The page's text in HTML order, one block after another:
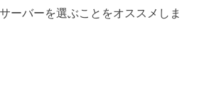
ーバーを選ぶことをオススメしま